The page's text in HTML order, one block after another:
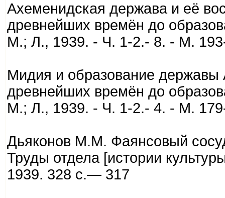
Ахеменидская держава и её
древнейших времён до
М.; Л., 1939. - Ч. 1-2.- 8. - М.
Мидия и образование
древнейших времён до
М.; Л., 1939. - Ч. 1-2.- 4. - М.
Дьяконов М.М. Фаянсовый
Труды отдела [истории
1939. 328 с.— 317